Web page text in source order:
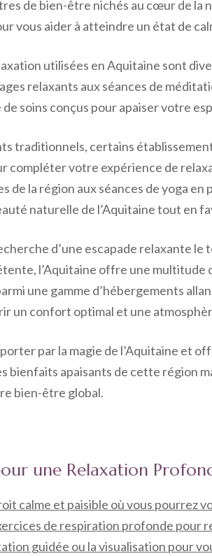
de bien-être nichés au cœur de la
vous aider à atteindre un état de
utilisées en Aquitaine sont
relaxants aux séances de
de soins conçus pour apaiser votre
traditionnels, certains
compléter votre expérience de
de la région aux séances de yoga en
naturelle de l’Aquitaine tout en
d’une escapade relaxante le
l’Aquitaine offre une multitude
une gamme d’hébergements
un confort optimal et une
par la magie de l’Aquitaine et
bienfaits apaisants de cette région
bien-être global.
une Relaxation
calme et paisible où vous pourrez
de respiration profonde pour
guidée ou la visualisation pour